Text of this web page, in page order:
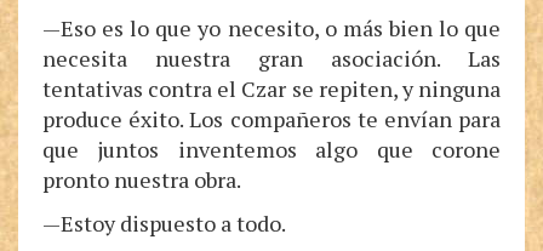
—Eso es lo que yo necesito, o más bien lo que
necesita nuestra gran asociación. Las
tentativas contra el Czar se repiten, y ninguna
produce éxito. Los compañeros te envían para
que juntos inventemos algo que corone
pronto nuestra obra.
—Estoy dispuesto a todo.